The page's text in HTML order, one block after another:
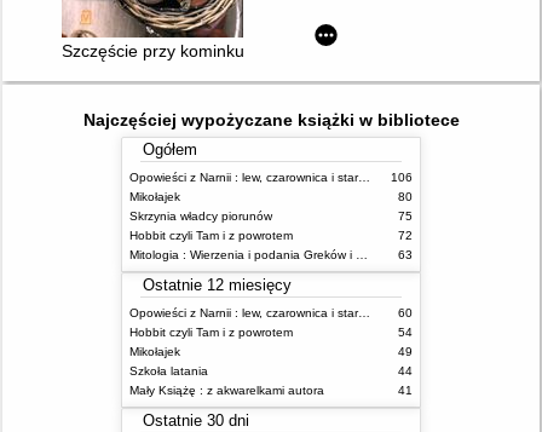
Szczęście przy kominku
Najczęściej wypożyczane książki w bibliotece
Ogółem
Opowieści z Narnii : lew, czarownica i stara szafa
106
Mikołajek
80
Skrzynia władcy piorunów
75
Hobbit czyli Tam i z powrotem
72
63
Ostatnie 12 miesięcy
Opowieści z Narnii : lew, czarownica i stara szafa
60
Hobbit czyli Tam i z powrotem
54
Mikołajek
49
Szkoła latania
44
Mały Książę : z akwarelkami autora
41
Ostatnie 30 dni